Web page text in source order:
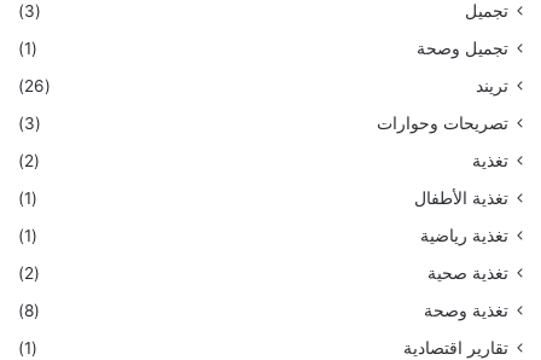
تجميل
(3)
تجميل وصحة
(1)
تريند
(26)
تصريحات وحوارات
(3)
تغذية
(2)
تغذية الأطفال
(1)
تغذية رياضية
(1)
تغذية صحية
(2)
تغذية وصحة
(8)
تقارير اقتصادية
(1)